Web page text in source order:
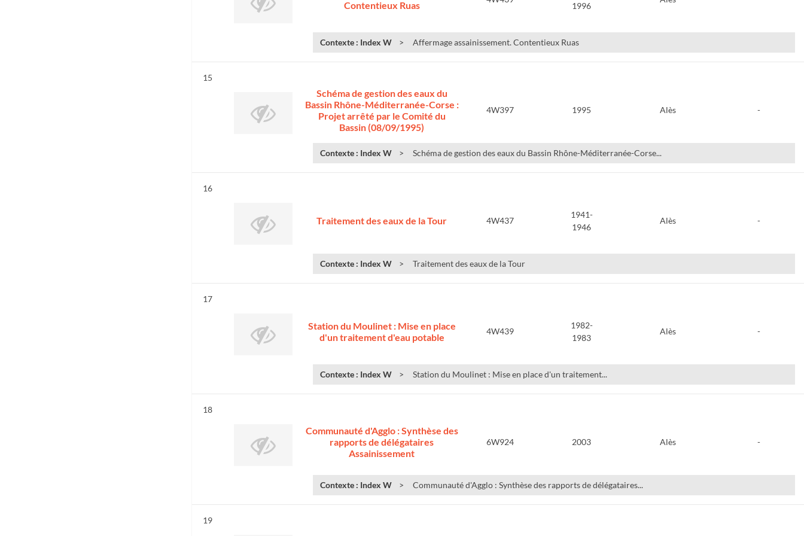
Contentieux Ruas 1996
Contexte : Index W Affermage assainissement. Contentieux Ruas
Résultat n°
15
Schéma de gestion des eaux du
Bassin Rhône-Méditerranée-Corse :
Projet arrêté par le Comité du
Bassin (08/09/1995)
4W397 1995 Alès -
Contexte : Index W Schéma de gestion des eaux du Bassin Rhône-Méditerranée-Corse...
Résultat n°
16
Traitement des eaux de la Tour 4W437
1941-
1946
Alès -
Contexte : Index W Traitement des eaux de la Tour
Résultat n°
17
Station du Moulinet : Mise en place
d'un traitement d'eau potable
4W439
1982-
1983
Alès -
Contexte : Index W Station du Moulinet : Mise en place d'un traitement...
Résultat n°
18
Communauté d'Agglo : Synthèse des
rapports de délégataires
Assainissement
6W924 2003 Alès -
Contexte : Index W Communauté d'Agglo : Synthèse des rapports de délégataires...
Résultat n°
19